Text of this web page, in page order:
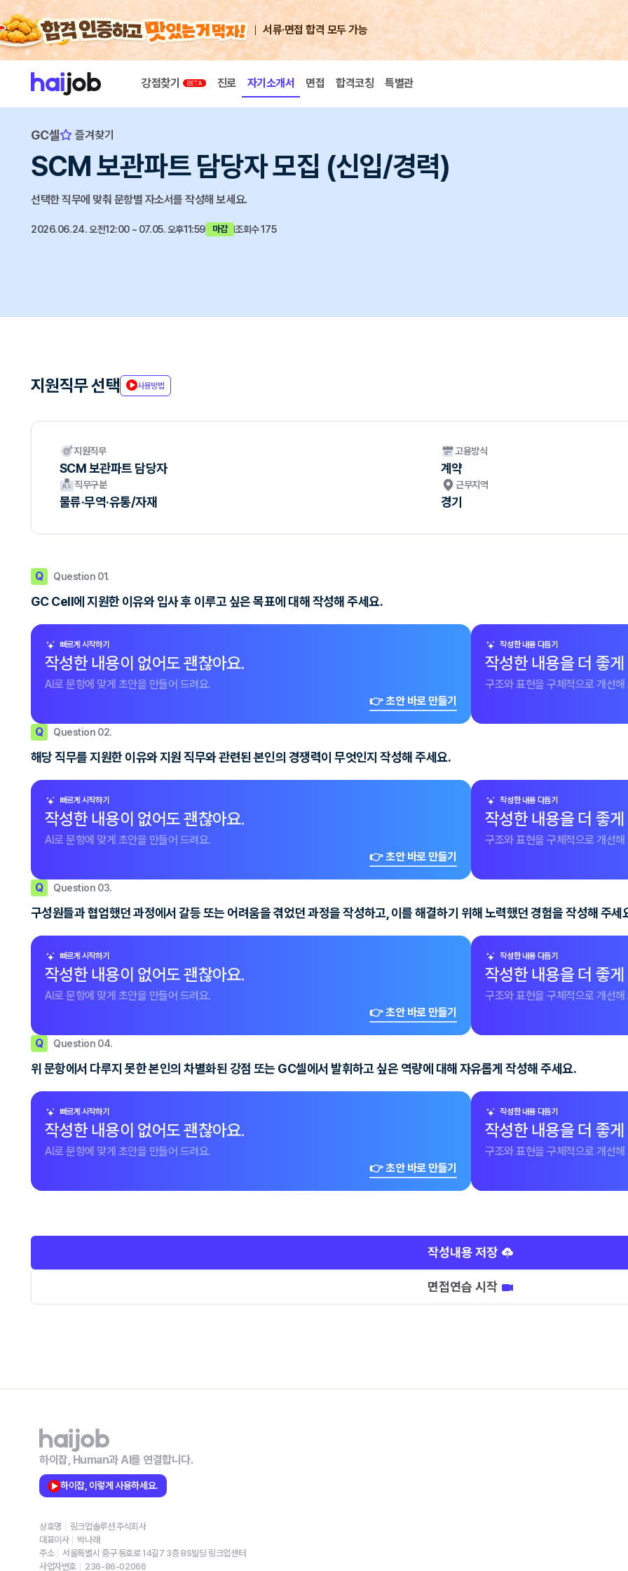
서류·면접 합격 모두 가능
강점찾기 진로 자기소개서 면접 합격코칭 특별관
GC셀 즐겨찾기
SCM 보관파트 담당자 모집 (신입/경력)
선택한 직무에 맞춰 문항별 자소서를 작성해 보세요.
2026.06.24. 오전12:00 ~ 07.05. 오후11:59 마감 조회수 175
지원직무 선택 사용방법
지원직무
SCM 보관파트 담당자
고용방식
계약
직무구분
물류·무역·유통/자재
근무지역
경기
Q Question 01.
GC Cell에 지원한 이유와 입사 후 이루고 싶은 목표에 대해 작성해 주세요.
빠르게 시작하기
작성한 내용이 없어도 괜찮아요.
AI로 문항에 맞게 초안을 만들어 드려요.
👉 초안 바로 만들기
작성한 내용 다듬기
작성한 내용을 더 좋
구조와 표현을 구체적으로 개선해
Q Question 02.
해당 직무를 지원한 이유와 지원 직무와 관련된 본인의 경쟁력이 무엇인지 작성해 주세요.
빠르게 시작하기
작성한 내용이 없어도 괜찮아요.
AI로 문항에 맞게 초안을 만들어 드려요.
👉 초안 바로 만들기
작성한 내용 다듬기
작성한 내용을 더 좋
구조와 표현을 구체적으로 개선해
Q Question 03.
구성원들과 협업했던 과정에서 갈등 또는 어려움을 겪었던 과정을 작성하고, 이를 해결하기 위해 노력했던 경험을 작성해 주세
빠르게 시작하기
작성한 내용이 없어도 괜찮아요.
AI로 문항에 맞게 초안을 만들어 드려요.
👉 초안 바로 만들기
작성한 내용 다듬기
작성한 내용을 더 좋
구조와 표현을 구체적으로 개선해
Q Question 04.
위 문항에서 다루지 못한 본인의 차별화된 강점 또는 GC셀에서 발휘하고 싶은 역량에 대해 자유롭게 작성해 주세요.
빠르게 시작하기
작성한 내용이 없어도 괜찮아요.
AI로 문항에 맞게 초안을 만들어 드려요.
👉 초안 바로 만들기
작성한 내용 다듬기
작성한 내용을 더 좋
구조와 표현을 구체적으로 개선해
작성내용 저장
면접연습 시작
하이잡, Human과 AI를 연결합니다.
하이잡, 이렇게 사용하세요.
상호명
링크업솔루션 주식회사
대표이사
박나래
주소
서울특별시 중구 동호로 14길7 3층 BS빌딩 링크업센터
사업자번호
236-86-02066